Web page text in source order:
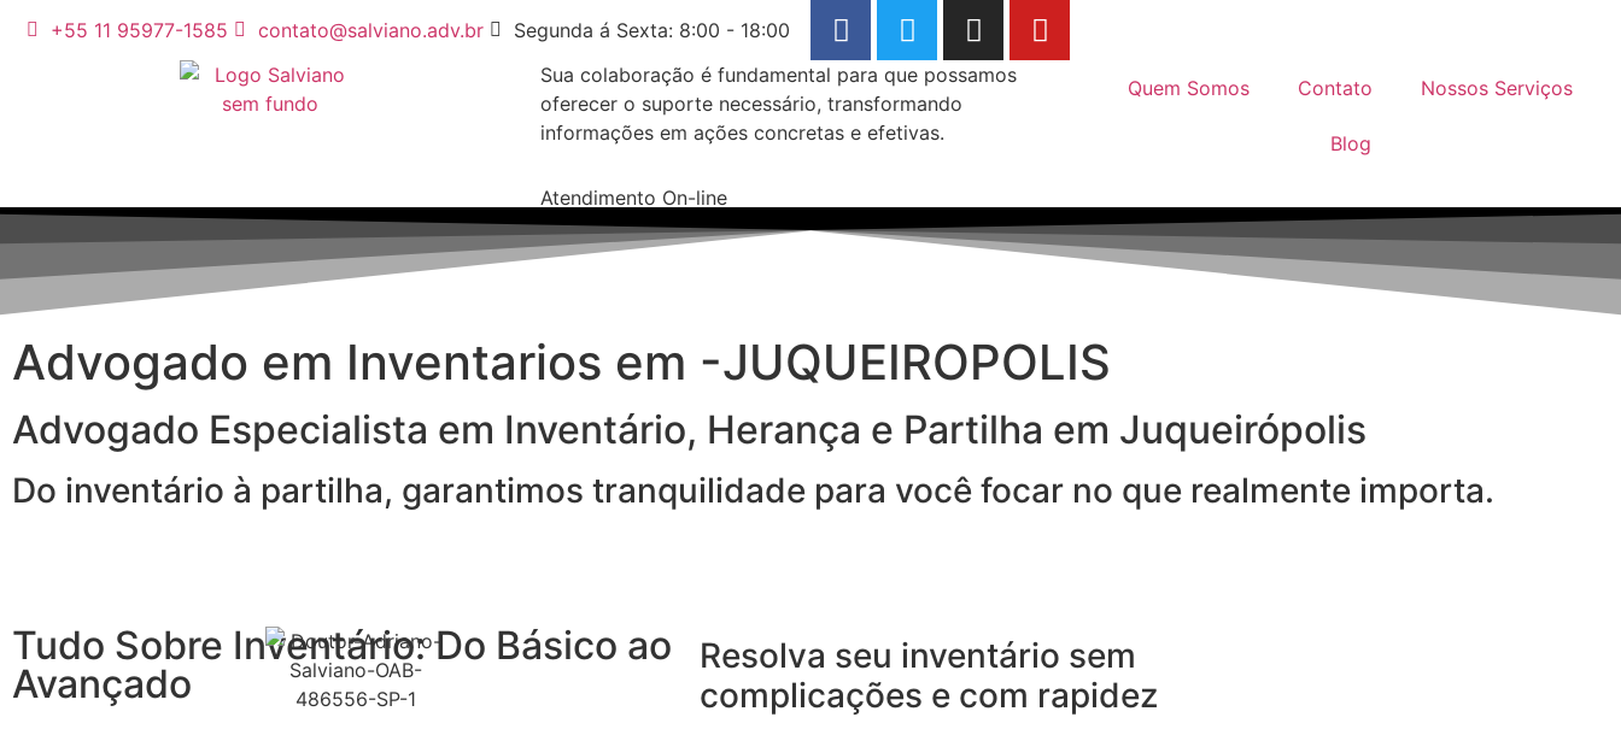
+55 11 95977-1585 contato@salviano.adv.br
Segunda á Sexta: 8:00 - 18:00
Sua colaboração é fundamental para que possamos
oferecer o suporte necessário, transformando
informações em ações concretas e efetivas.
Atendimento On-line
Quem Somos Contato Nossos Serviços
Blog
Advogado em Inventarios em -JUQUEIROPOLIS
Advogado Especialista em Inventário, Herança e Partilha em Juqueirópolis
Do inventário à partilha, garantimos tranquilidade para você focar no que realmente importa.
Tudo Sobre Inventário: Do Básico ao
Avançado
Resolva seu inventário sem
complicações e com rapidez